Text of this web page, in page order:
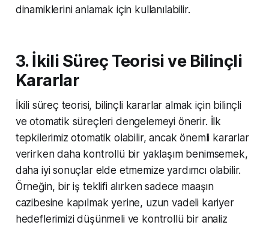
dinamiklerini anlamak için kullanılabilir.
3. İkili Süreç Teorisi ve Bilinçli
Kararlar
İkili süreç teorisi, bilinçli kararlar almak için bilinçli
ve otomatik süreçleri dengelemeyi önerir. İlk
tepkilerimiz otomatik olabilir, ancak önemli kararlar
verirken daha kontrollü bir yaklaşım benimsemek,
daha iyi sonuçlar elde etmemize yardımcı olabilir.
Örneğin, bir iş teklifi alırken sadece maaşın
cazibesine kapılmak yerine, uzun vadeli kariyer
hedeflerimizi düşünmeli ve kontrollü bir analiz